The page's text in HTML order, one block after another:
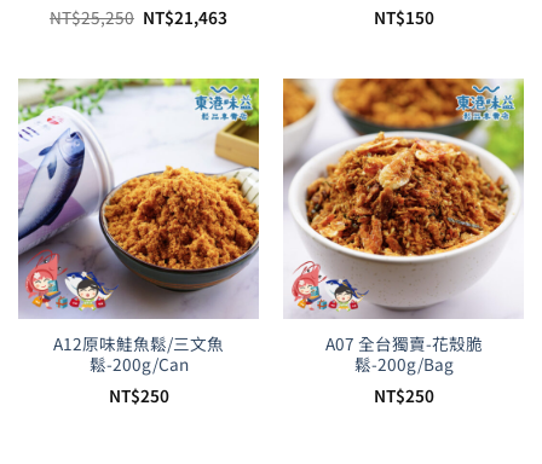
NT$25,250 原
價
NT$25,250。
NT$21,463
價
格：
NT$21,463。
NT$150
A12原味鮭魚鬆/三文魚
鬆-200g/Can
NT$250
A07 全台獨賣-花殼脆
鬆-200g/Bag
NT$250